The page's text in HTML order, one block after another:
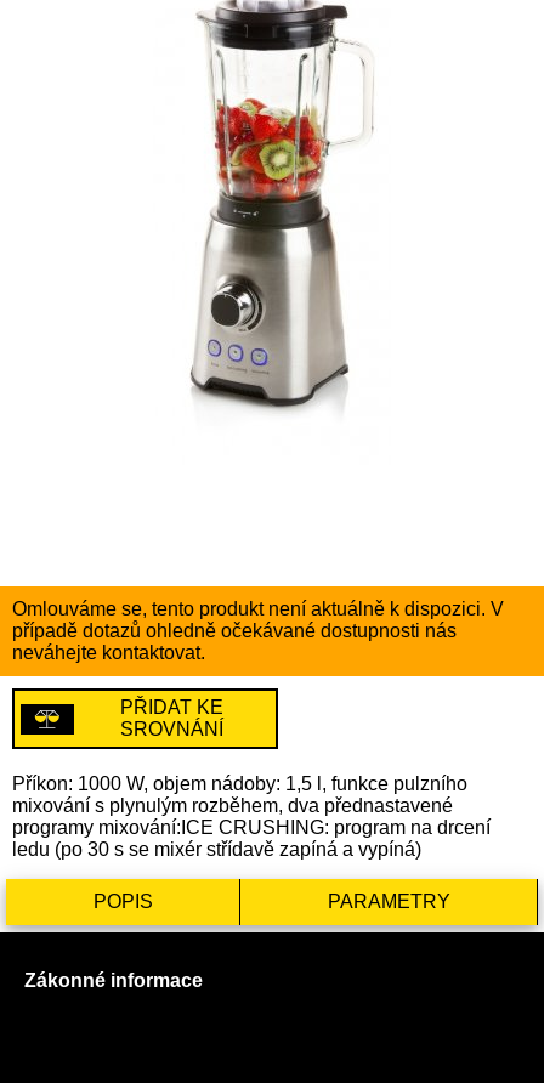
Omlouváme se, tento produkt není aktuálně k dispozici. V
případě dotazů ohledně očekávané dostupnosti nás
neváhejte kontaktovat.
PŘIDAT KE
SROVNÁNÍ
Příkon: 1000 W, objem nádoby: 1,5 l, funkce pulzního
mixování s plynulým rozběhem, dva přednastavené
programy mixování:ICE CRUSHING: program na drcení
ledu (po 30 s se mixér střídavě zapíná a vypíná)
POPIS PARAMETRY
Zákonné informace